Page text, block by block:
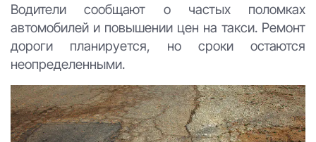
Водители сообщают о частых поломках
автомобилей и повышении цен на такси. Ремонт
дороги планируется, но сроки остаются
неопределенными.